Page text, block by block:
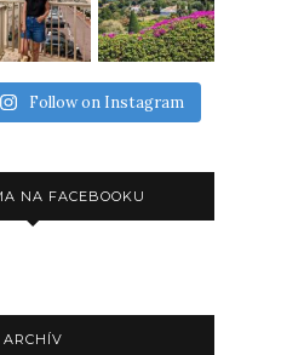
Follow on Instagram
NA FACEBOOKU
ARCHÍV